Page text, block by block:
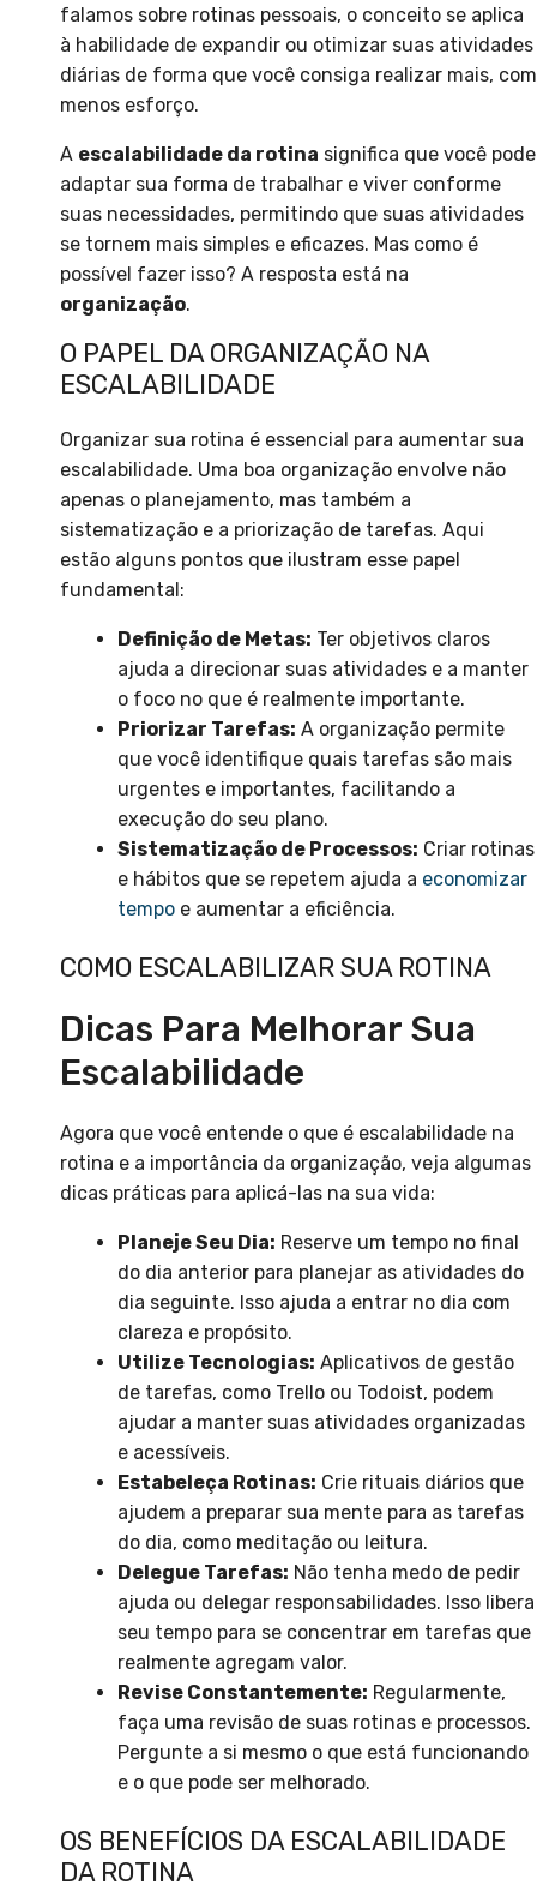
falamos sobre rotinas pessoais, o conceito se aplica
à habilidade de expandir ou otimizar suas atividades
diárias de forma que você consiga realizar mais, com
menos esforço.
A escalabilidade da rotina significa que você pode
adaptar sua forma de trabalhar e viver conforme
suas necessidades, permitindo que suas atividades
se tornem mais simples e eficazes. Mas como é
possível fazer isso? A resposta está na
organização.
O PAPEL DA ORGANIZAÇÃO NA
ESCALABILIDADE
Organizar sua rotina é essencial para aumentar sua
escalabilidade. Uma boa organização envolve não
apenas o planejamento, mas também a
sistematização e a priorização de tarefas. Aqui
estão alguns pontos que ilustram esse papel
fundamental:
Definição de Metas: Ter objetivos claros
ajuda a direcionar suas atividades e a manter
o foco no que é realmente importante.
Priorizar Tarefas: A organização permite
que você identifique quais tarefas são mais
urgentes e importantes, facilitando a
execução do seu plano.
Sistematização de Processos: Criar rotinas
e hábitos que se repetem ajuda a economizar
tempo e aumentar a eficiência.
COMO ESCALABILIZAR SUA ROTINA
Dicas Para Melhorar Sua
Escalabilidade
Agora que você entende o que é escalabilidade na
rotina e a importância da organização, veja algumas
dicas práticas para aplicá-las na sua vida:
Planeje Seu Dia: Reserve um tempo no final
do dia anterior para planejar as atividades do
dia seguinte. Isso ajuda a entrar no dia com
clareza e propósito.
Utilize Tecnologias: Aplicativos de gestão
de tarefas, como Trello ou Todoist, podem
ajudar a manter suas atividades organizadas
e acessíveis.
Estabeleça Rotinas: Crie rituais diários que
ajudem a preparar sua mente para as tarefas
do dia, como meditação ou leitura.
Delegue Tarefas: Não tenha medo de pedir
ajuda ou delegar responsabilidades. Isso libera
seu tempo para se concentrar em tarefas que
realmente agregam valor.
Revise Constantemente: Regularmente,
faça uma revisão de suas rotinas e processos.
Pergunte a si mesmo o que está funcionando
e o que pode ser melhorado.
OS BENEFÍCIOS DA ESCALABILIDADE
DA ROTINA